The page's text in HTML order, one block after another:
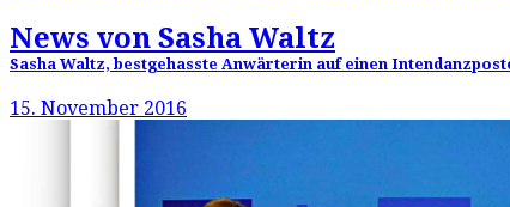
News von Sasha Waltz
Sasha Waltz, bestgehasste Anwärterin auf einen
15. November 2016